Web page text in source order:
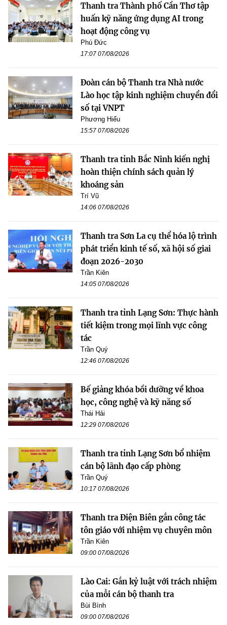
Thanh tra Thành phố Cần Thơ tập
huấn kỹ năng ứng dụng AI trong
hoạt động công vụ
Phú Đức
17:07 07/08/2026
Đoàn cán bộ Thanh tra Nhà nước
Lào học tập kinh nghiệm chuyển đổi
số tại VNPT
Phương Hiếu
15:57 07/08/2026
Thanh tra tỉnh Bắc Ninh kiến nghị
hoàn thiện chính sách quản lý
khoáng sản
Trí Vũ
14:06 07/08/2026
Thanh tra Sơn La cụ thể hóa lộ trình
phát triển kinh tế số, xã hội số giai
đoạn 2026-2030
Trần Kiên
14:05 07/08/2026
Thanh tra tỉnh Lạng Sơn: Thực hành
tiết kiệm trong mọi lĩnh vực công
tác
Trần Quý
12:46 07/08/2026
Bế giảng khóa bồi dưỡng về khoa
học, công nghệ và kỹ năng số
Thái Hải
12:29 07/08/2026
Thanh tra tỉnh Lạng Sơn bổ nhiệm
cán bộ lãnh đạo cấp phòng
Trần Quý
10:17 07/08/2026
Thanh tra Điện Biên gắn công tác
tôn giáo với nhiệm vụ chuyên môn
Trần Kiên
09:00 07/08/2026
Lào Cai: Gắn kỷ luật với trách nhiệm
của mỗi cán bộ thanh tra
Bùi Bình
09:00 07/08/2026